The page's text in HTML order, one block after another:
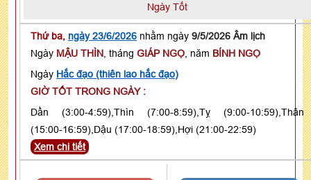
Ngày Tốt
Thứ ba, ngày 23/6/2026 nhằm ngày 9/5/2026 Âm lịch
Ngày MẬU THÌN , tháng GIÁP NGỌ , năm BÍNH NGỌ
Ngày Hắc đạo (thiên lao hắc đạo)
GIỜ TỐT TRONG NGÀY :
Dần (3:00-4:59),Thìn (7:00-8:59),Tỵ (9:00-10:59),Thân
(15:00-16:59),Dậu (17:00-18:59),Hợi (21:00-22:59)
Xem chi tiết